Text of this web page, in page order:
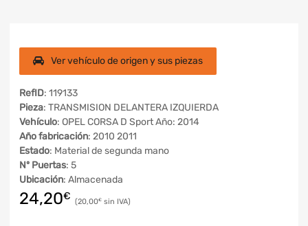
Ver vehículo de origen y sus piezas
RefID: 119133
Pieza: TRANSMISION DELANTERA IZQUIERDA
Vehículo: OPEL CORSA D Sport Año: 2014
Año fabricación: 2010 2011
Estado: Material de segunda mano
Nº Puertas: 5
Ubicación: Almacenada
24,20€ 20,00€